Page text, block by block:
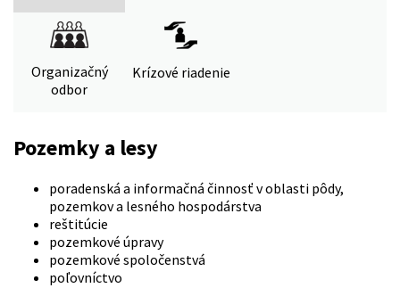
Organizačný
odbor
Krízové riadenie
Pozemky a lesy
poradenská a informačná činnosť v oblasti pôdy,
pozemkov a lesného hospodárstva
reštitúcie
pozemkové úpravy
pozemkové spoločenstvá
poľovníctvo